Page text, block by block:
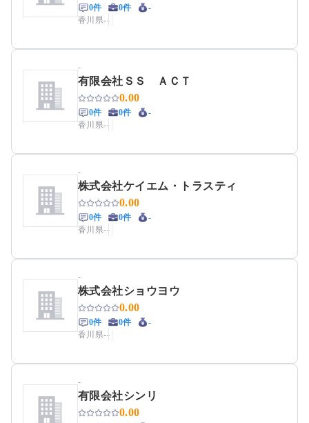
0件 0件
-
香川県--
-
有限会社ＳＳ ＡＣＴ
0.00
0件 0件
-
香川県--
-
株式会社ケイエム・トラスティ
0.00
0件 0件
-
香川県--
-
株式会社ショウヨウ
0.00
0件 0件
-
香川県--
-
有限会社シンリ
0.00